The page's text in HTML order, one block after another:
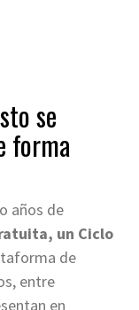
se
forma
años de
un Ciclo
de
entre
en